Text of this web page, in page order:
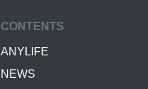
CONTENTS
ANYLIFE
NEWS